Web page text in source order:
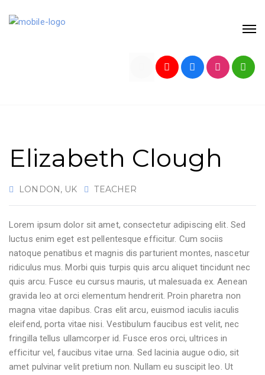
Elizabeth Clough
LONDON, UK TEACHER
Lorem ipsum dolor sit amet, consectetur adipiscing elit. Sed
luctus enim eget est pellentesque efficitur. Cum sociis
natoque penatibus et magnis dis parturient montes, nascetur
ridiculus mus. Morbi quis turpis quis arcu aliquet tincidunt nec
quis arcu. Fusce eu cursus mauris, ut malesuada ex. Aenean
gravida leo at orci elementum hendrerit. Proin pharetra non
magna vitae dapibus. Cras elit arcu, euismod iaculis iaculis
eleifend, porta vitae nisi. Vestibulum faucibus est velit, nec
fringilla tellus ullamcorper id. Fusce eros orci, ultrices in
efficitur vel, faucibus vitae urna. Sed lacinia augue odio, sit
amet pulvinar velit pretium non. Nullam eu suscipit leo. Ut